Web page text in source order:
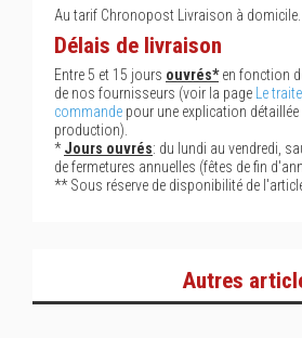
Au tarif Chronopost Livraison à domicile.
Délais de livraison
Entre 5 et 15 jours ouvrés*en fonction
de nos fournisseurs (voir la page
Le
commande pour une explication
production).
*Jours ouvrés: du lundi au vendredi,
de fermetures annuelles (fêtes de fin
** Sous réserve de disponibilité de
Autres